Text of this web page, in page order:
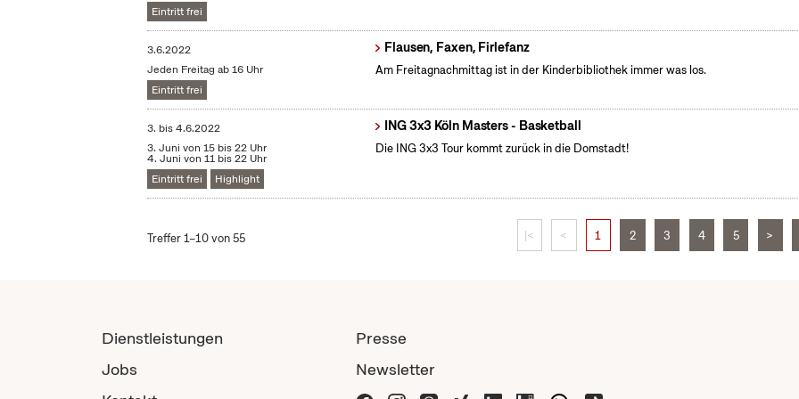
Eintritt frei
3.6.2022
Jeden Freitag ab 16 Uhr
Eintritt frei
Flausen, Faxen, Firlefanz
Am Freitagnachmittag ist in der Kinderbibliothek immer was los.
3. bis4.6.2022
3. Juni von 15 bis 22 Uhr
4. Juni von 11 bis 22 Uhr
Eintritt frei
Highlight
ING 3x3 Köln Masters - Basketball
Die ING 3x3 Tour kommt zurück in die Domstadt!
Treffer 1–10 von 55 |< < 1 2 3 4 5 >
Dienstleistungen
Jobs
Presse
Newsletter